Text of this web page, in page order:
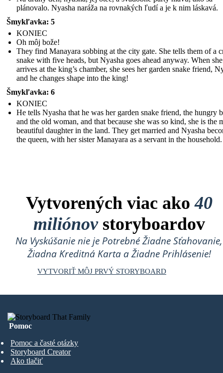
plánovalo. Nyasha naráža na rovnakých ľudí a je k nim láskavá.
Šmykľavka: 5
KONIEC
Oh môj bože!
They find Manayara sobbing at the city gate. She tells them of a
snake with five heads, but Nyasha goes ahead anyway. When she
arrives at the king’s chamber, she sees her garden snake friend,
and he changes shape into the king!
Šmykľavka: 6
KONIEC
He tells Nyasha that he was her garden snake friend, the hungry
and the old woman, and that because she was so kind, she is the
beautiful daughter in the land. They get married and Nyasha
the queen, with her sister Manayara as a servant in the household.
Vytvorených viac ako40
miliónovstoryboardov
Na Vyskúšanie nie je Potrebné Žiadne Sťahovanie,
Žiadna Kreditná Karta a Žiadne Prihlásenie!
VYTVORIŤ MÔJ PRVÝ STORYBOARD
Pomoc
Pomoc a časté otázky
Storyboard Creator
Ako tlačiť